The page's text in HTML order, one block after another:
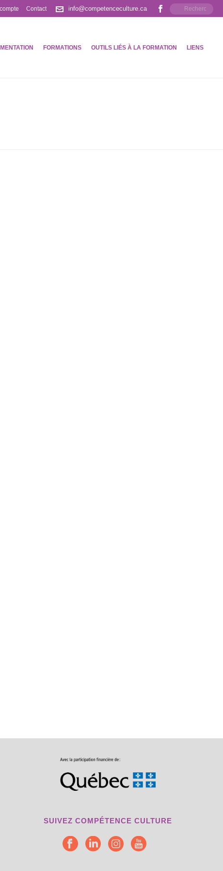
Contact info@competenceculture.ca
FORMATIONS OUTILS LIÉS À LA FORMATION LIENS
SUIVEZ COMPÉTENCE CULTURE